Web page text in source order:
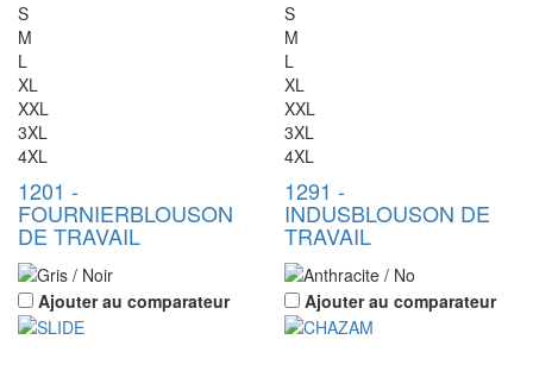
S
M
L
XL
XXL
3XL
4XL
1201 -
FOURNIERBLOUSON
DE TRAVAIL
Ajouter au comparateur
S
M
L
XL
XXL
3XL
4XL
1291 -
INDUSBLOUSON DE
TRAVAIL
Ajouter au comparateur